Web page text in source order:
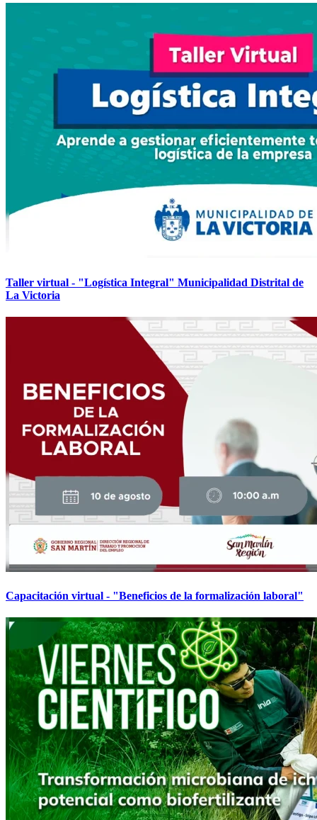
Taller virtual - "Logística Integral" Municipalidad Distrital de
La Victoria
Capacitación virtual - "Beneficios de la formalización laboral"